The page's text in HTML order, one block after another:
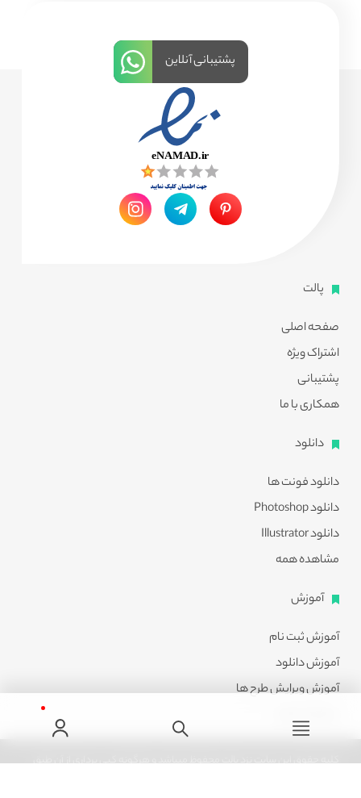
پالت
صفحه اصلی
اشتراک ویژه
پشتیبانی
همکاری با ما
دانلود
دانلود فونت ها
دانلود Photoshop
دانلود Illustrator
مشاهده همه
آموزش
آموزش ثبت نام
آموزش دانلود
آموزش ویرایش طرح ها
مشاهده همه
پشتیبانی آنلاین
کلیه حقوق این سایت نزد پالت محفوظ میباشد و هرگونه کپی برداری از آن طبق